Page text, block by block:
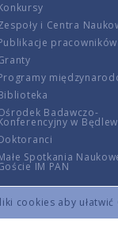
cookies aby
i Centra
pracowników
Badawczo-
w
Spotkania
IM PAN